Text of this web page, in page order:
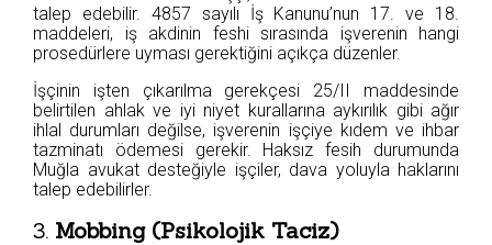
talep edebilir. 4857 sayılı İş Kanunu’nun 17. ve 18.
maddeleri, iş akdinin feshi sırasında işverenin hangi
prosedürlere uyması gerektiğini açıkça düzenler.
İşçinin işten çıkarılma gerekçesi 25/II maddesinde
belirtilen ahlak ve iyi niyet kurallarına aykırılık gibi ağır
ihlal durumları değilse, işverenin işçiye kıdem ve ihbar
tazminatı ödemesi gerekir. Haksız fesih durumunda
Muğla avukat desteğiyle işçiler, dava yoluyla haklarını
talep edebilirler.
3. Mobbing (Psikolojik Taciz)